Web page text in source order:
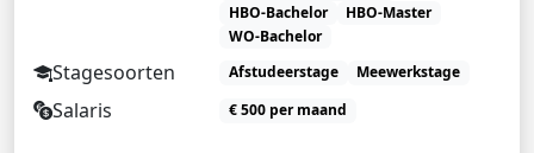
HBO-Bachelor
HBO-Master
WO-Bachelor
Stagesoorten Afstudeerstage Meewerkstage
Salaris € 500 per maand